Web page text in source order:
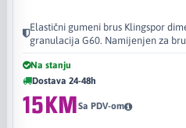
Elastični gumeni brus Klingspor
granulacija G60. Namijenjen za
Na stanju
Dostava 24-48h
15KMSa PDV-om